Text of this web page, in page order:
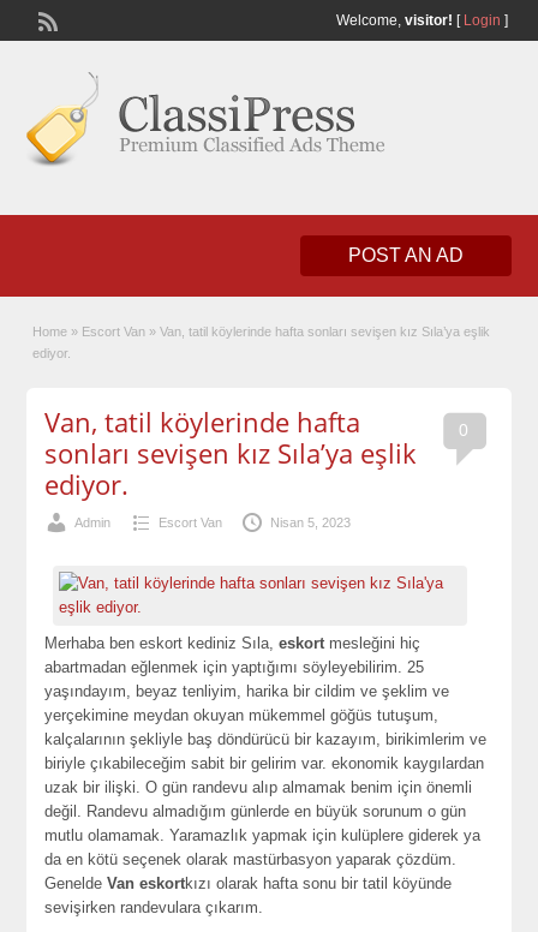
Welcome, visitor! [ Login ]
POST AN AD
Home » Escort Van » Van, tatil köylerinde hafta sonları sevişen kız Sıla’ya eşlik
ediyor.
0
Van, tatil köylerinde hafta
sonları sevişen kız Sıla’ya eşlik
ediyor.
Admin Escort Van Nisan 5, 2023
Merhaba ben eskort kediniz Sıla,eskortmesleğini hiç
abartmadan eğlenmek için yaptığımı söyleyebilirim. 25
yaşındayım, beyaz tenliyim, harika bir cildim ve şeklim ve
yerçekimine meydan okuyan mükemmel göğüs tutuşum,
kalçalarının şekliyle baş döndürücü bir kazayım, birikimlerim ve
biriyle çıkabileceğim sabit bir gelirim var. ekonomik kaygılardan
uzak bir ilişki. O gün randevu alıp almamak benim için önemli
değil. Randevu almadığım günlerde en büyük sorunum o gün
mutlu olamamak. Yaramazlık yapmak için kulüplere giderek ya
da en kötü seçenek olarak mastürbasyon yaparak çözdüm.
GeneldeVan eskortkızı olarak hafta sonu bir tatil köyünde
sevişirken randevulara çıkarım.